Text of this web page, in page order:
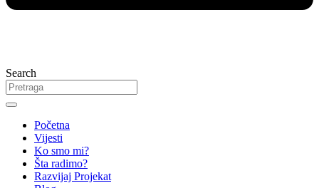
Search
Početna
Vijesti
Ko smo mi?
Šta radimo?
Razvijaj Projekat